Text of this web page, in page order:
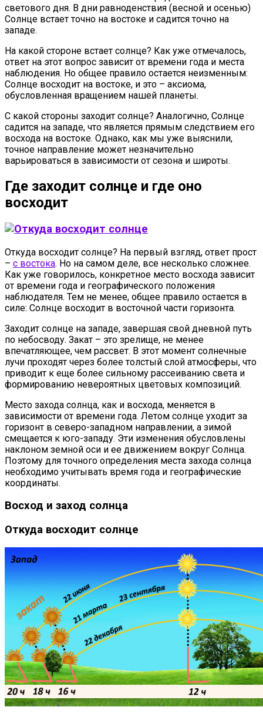
светового дня. В дни равноденствия (весной и осенью)
Солнце встает точно на востоке и садится точно на
западе.
На какой стороне встает солнце? Как уже отмечалось,
ответ на этот вопрос зависит от времени года и места
наблюдения. Но общее правило остается неизменным:
Солнце восходит на востоке, и это – аксиома,
обусловленная вращением нашей планеты.
С какой стороны заходит солнце? Аналогично, Солнце
садится на западе, что является прямым следствием его
восхода на востоке. Однако, как мы уже выяснили,
точное направление может незначительно
варьироваться в зависимости от сезона и широты.
Где заходит солнце и где оно
восходит
Откуда восходит солнце? На первый взгляд, ответ прост
– с востока. Но на самом деле, все несколько сложнее.
Как уже говорилось, конкретное место восхода зависит
от времени года и географического положения
наблюдателя. Тем не менее, общее правило остается в
силе: Солнце восходит в восточной части горизонта.
Заходит солнце на западе, завершая свой дневной путь
по небосводу. Закат – это зрелище, не менее
впечатляющее, чем рассвет. В этот момент солнечные
лучи проходят через более толстый слой атмосферы, что
приводит к еще более сильному рассеиванию света и
формированию невероятных цветовых композиций.
Место захода солнца, как и восхода, меняется в
зависимости от времени года. Летом солнце уходит за
горизонт в северо-западном направлении, а зимой
смещается к юго-западу. Эти изменения обусловлены
наклоном земной оси и ее движением вокруг Солнца.
Поэтому для точного определения места захода солнца
необходимо учитывать время года и географические
координаты.
Восход и заход солнца
Откуда восходит солнце